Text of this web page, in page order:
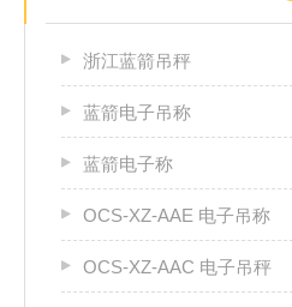
浙江蓝箭吊秤
蓝箭电子吊称
蓝箭电子称
OCS-XZ-AAE 电子吊称
OCS-XZ-AAC 电子吊秤